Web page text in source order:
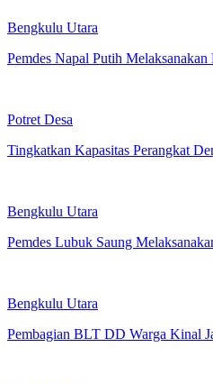
Bengkulu Utara
Pemdes Napal Putih Melaksanakan
Potret Desa
Tingkatkan Kapasitas Perangkat
Bengkulu Utara
Pemdes Lubuk Saung
Bengkulu Utara
Pembagian BLT DD Warga Kinal